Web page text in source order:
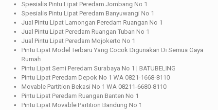
Spesialis Pintu Lipat Peredam Jombang No 1
Spesialis Pintu Lipat Peredam Banyuwangi No 1
Jual Pintu Lipat Lamongan Peredam Ruangan No 1
Jual Pintu Lipat Peredam Ruangan Tuban No 1
Jual Pintu Lipat Peredam Mojokerto No 1
Pintu Lipat Model Terbaru Yang Cocok Digunakan Di Semua Gaya
Rumah
Pintu Lipat Semi Peredam Surabaya No 1 | BATUBELING
Pintu Lipat Peredam Depok No 1 WA 0821-1668-8110
Movable Partition Bekasi No 1 WA 08211-6680-8110
Pintu Lipat Peredam Ruangan Banten No 1
Pintu Lipat Movable Partition Bandung No 1